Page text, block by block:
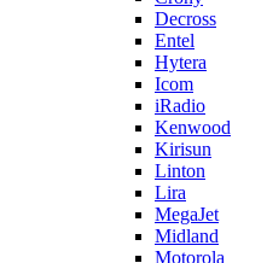
Decross
Entel
Hytera
Icom
iRadio
Kenwood
Kirisun
Linton
Lira
MegaJet
Midland
Motorola